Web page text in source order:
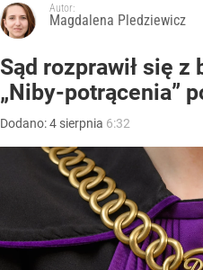
Autor:
Magdalena Pledziewicz
Sąd rozprawił się z
„Niby-potrącenia”
Dodano:4 sierpnia 6:32